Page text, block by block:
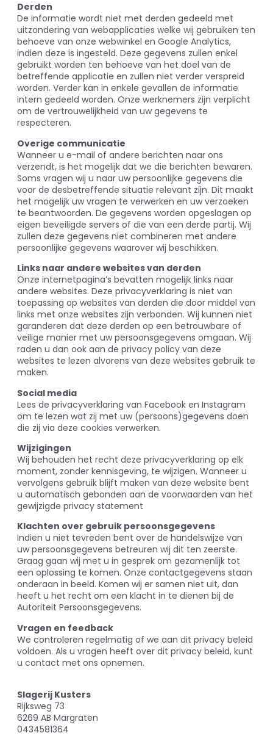
Derden
De informatie wordt niet met derden gedeeld met
uitzondering van webapplicaties welke wij gebruiken ten
behoeve van onze webwinkel en Google Analytics,
indien deze is ingesteld. Deze gegevens zullen enkel
gebruikt worden ten behoeve van het doel van de
betreffende applicatie en zullen niet verder verspreid
worden. Verder kan in enkele gevallen de informatie
intern gedeeld worden. Onze werknemers zijn verplicht
om de vertrouwelijkheid van uw gegevens te
respecteren.
Overige communicatie
Wanneer u e-mail of andere berichten naar ons
verzendt, is het mogelijk dat we die berichten bewaren.
Soms vragen wij u naar uw persoonlijke gegevens die
voor de desbetreffende situatie relevant zijn. Dit maakt
het mogelijk uw vragen te verwerken en uw verzoeken
te beantwoorden. De gegevens worden opgeslagen op
eigen beveiligde servers of die van een derde partij. Wij
zullen deze gegevens niet combineren met andere
persoonlijke gegevens waarover wij beschikken.
Links naar andere websites van derden
Onze internetpagina’s bevatten mogelijk links naar
andere websites. Deze privacyverklaring is niet van
toepassing op websites van derden die door middel van
links met onze websites zijn verbonden. Wij kunnen niet
garanderen dat deze derden op een betrouwbare of
veilige manier met uw persoonsgegevens omgaan. Wij
raden u dan ook aan de privacy policy van deze
websites te lezen alvorens van deze websites gebruik te
maken.
Social media
Lees de privacyverklaring van Facebook en Instagram
om te lezen wat zij met uw (persoons)gegevens doen
die zij via deze cookies verwerken.
Wijzigingen
Wij behouden het recht deze privacyverklaring op elk
moment, zonder kennisgeving, te wijzigen. Wanneer u
vervolgens gebruik blijft maken van deze website bent
u automatisch gebonden aan de voorwaarden van het
gewijzigde privacy statement
Klachten over gebruik persoonsgegevens
Indien u niet tevreden bent over de handelswijze van
uw persoonsgegevens betreuren wij dit ten zeerste.
Graag gaan wij met u in gesprek om gezamenlijk tot
een oplossing te komen. Onze contactgegevens staan
onderaan in beeld. Komen wij er samen niet uit, dan
heeft u het recht om een klacht in te dienen bij de
Autoriteit Persoonsgegevens.
Vragen en feedback
We controleren regelmatig of we aan dit privacy beleid
voldoen. Als u vragen heeft over dit privacy beleid, kunt
u contact met ons opnemen.
Slagerij Kusters
Rijksweg 73
6269 AB Margraten
0434581364